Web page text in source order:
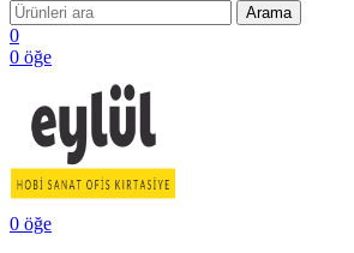
Arama
0
0 öğe
0 öğe